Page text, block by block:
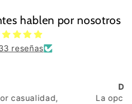
hablen por nosotros
reseñas
suave y caliente
pera un perro o un gato